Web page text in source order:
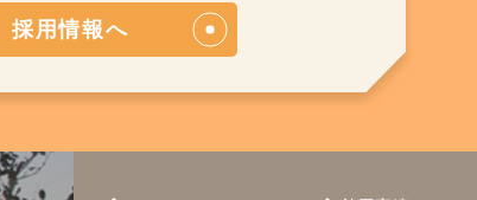
採用情報へ